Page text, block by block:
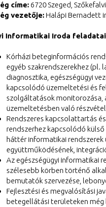
címe: 6720 Szeged,
vezetője:Halápi Bernadett
Informatikai Iroda
Kórházi beteginformációs
egyéb szakrendszerekhez
diagnosztika, egészségügyi
kapcsolódó üzemeltetési és
szolgáltatások monitorozása,
üzemeltetésben való
Rendszeres kapcsolattartás
rendszerhez kapcsolódó
háttér informatikai
együttműködésének,
Az egészségügyi informatikai
szélesebb körben történő
bemutatók szervezése,
Fejlesztési és megvalósítási
betegellátási területeken